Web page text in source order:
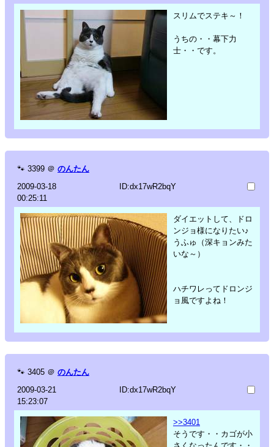
スリムでステキ～！
うちの・・幕下力
士・・です。
🐾 3399 ＠ のんたん
2009-03-18
00:25:11
ID:dx17wR2bqY
ダイエットして、ドロ
ンジョ様になりたい♪
うふゅ（深キョンみた
いな～）
ハチワレってドロンジ
ョ風ですよね！
🐾 3405 ＠ のんたん
2009-03-21
15:23:07
ID:dx17wR2bqY
>>3401
そうです・・カゴが小